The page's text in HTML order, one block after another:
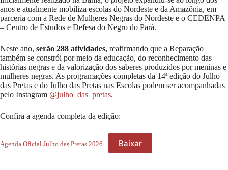
anos e atualmente mobiliza escolas do Nordeste e da Amazônia, em
parceria com a Rede de Mulheres Negras do Nordeste e o CEDENPA
– Centro de Estudos e Defesa do Negro do Pará.
Neste ano, serão 288 atividades, reafirmando que a Reparação
também se constrói por meio da educação, do reconhecimento das
histórias negras e da valorização dos saberes produzidos por meninas e
mulheres negras. As programações completas da 14ª edição do Julho
das Pretas e do Julho das Pretas nas Escolas podem ser acompanhadas
pelo Instagram @julho_das_pretas.
Confira a agenda completa da edição:
Agenda Oficial Julho das Pretas 2026 Baixar